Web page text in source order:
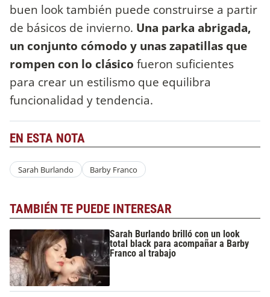
buen look también puede construirse a partir
de básicos de invierno. Una parka abrigada,
un conjunto cómodo y unas zapatillas que
rompen con lo clásico fueron suficientes
para crear un estilismo que equilibra
funcionalidad y tendencia.
EN ESTA NOTA
Sarah Burlando Barby Franco
TAMBIÉN TE PUEDE INTERESAR
Sarah Burlando brilló con un look
total black para acompañar a Barby
Franco al trabajo